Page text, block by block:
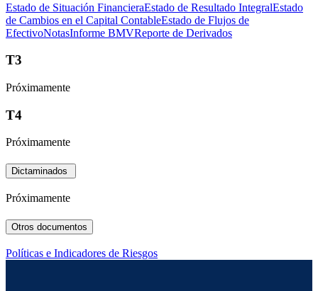
Estado de Situación FinancieraEstado de Resultado IntegralEstado
de Cambios en el Capital ContableEstado de Flujos de
EfectivoNotasInforme BMVReporte de Derivados
T3
Próximamente
T4
Próximamente
Dictaminados
Próximamente
Otros documentos
Políticas e Indicadores de Riesgos